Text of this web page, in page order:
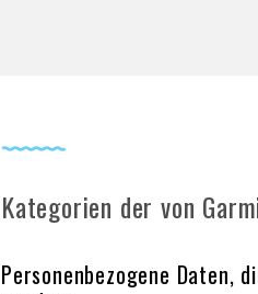
Kategorien der von
Personenbezogene Daten,